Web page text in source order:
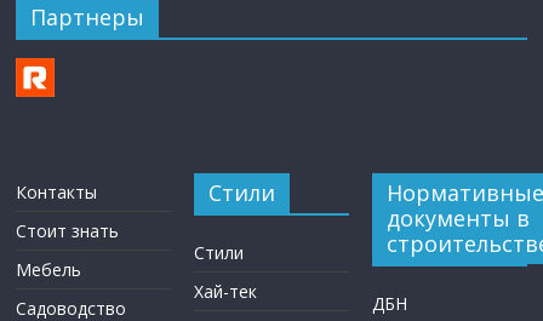
Партнеры
Контакты
Стоит знать
Мебель
Садоводство
Стили
Стили
Хай-тек
Нормативные
документы в
ДБН